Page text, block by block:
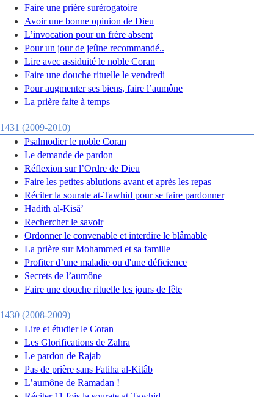
Faire une prière surérogatoire
Avoir une bonne opinion de Dieu
L’invocation pour un frère absent
Pour un jour de jeûne recommandé..
Lire avec assiduité le noble Coran
Faire une douche rituelle le vendredi
Pour augmenter ses biens, faire l’aumône
La prière faite à temps
1431 (2009-2010)
Psalmodier le noble Coran
Le demande de pardon
Réflexion sur l’Ordre de Dieu
Faire les petites ablutions avant et après les repas
Réciter la sourate at-Tawhid pour se faire pardonner
Hadith al-Kisâ’
Rechercher le savoir
Ordonner le convenable et interdire le blâmable
La prière sur Mohammed et sa famille
Profiter d’une maladie ou d'une déficience
Secrets de l’aumône
Faire une douche rituelle les jours de fête
1430 (2008-2009)
Lire et étudier le Coran
Les Glorifications de Zahra
Le pardon de Rajab
Pas de prière sans Fatiha al-Kitâb
L’aumône de Ramadan !